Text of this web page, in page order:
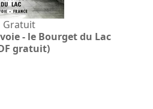
Gratuit
- le Bourget du Lac
gratuit)